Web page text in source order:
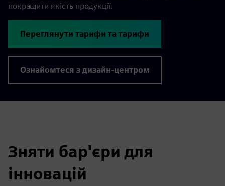
покращити якість продукції.
Переглянути тарифи та тарифи
Ознайомтеся з дизайн-центром
Зняти бар'єри для
інновацій